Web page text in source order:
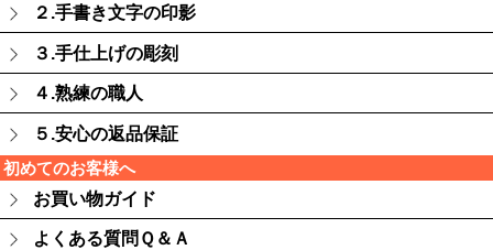
２.手書き文字の印影
３.手仕上げの彫刻
４.熟練の職人
５.安心の返品保証
初めてのお客様へ
お買い物ガイド
よくある質問Ｑ＆Ａ